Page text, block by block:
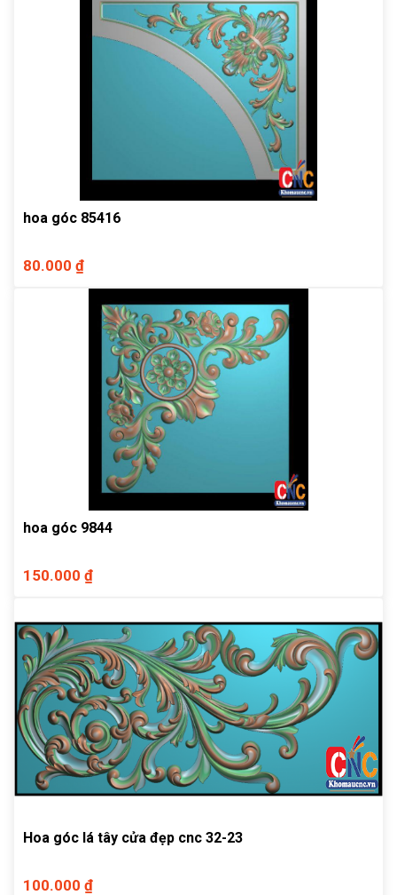
hoa góc 85416
80.000 ₫
hoa góc 9844
150.000 ₫
Hoa góc lá tây cửa đẹp cnc 32-23
100.000 ₫